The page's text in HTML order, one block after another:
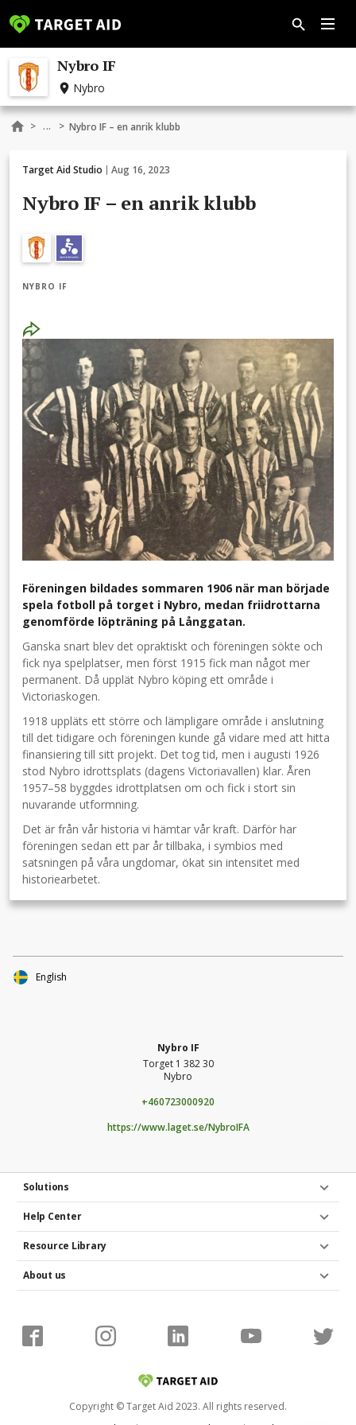
Nybro IF
Nybro
> ... > Nybro IF – en anrik klubb
Target Aid Studio Aug 16, 2023
Nybro IF – en anrik klubb
NYBRO IF
Föreningen bildades sommaren 1906 när man började
spela fotboll på torget i Nybro, medan friidrottarna
genomförde löpträning på Långgatan.
Ganska snart blev det opraktiskt och föreningen sökte och
fick nya spelplatser, men först 1915 fick man något mer
permanent. Då upplät Nybro köping ett område i
Victoriaskogen.
1918 uppläts ett större och lämpligare område i anslutning
till det tidigare och föreningen kunde gå vidare med att hitta
finansiering till sitt projekt. Det tog tid, men i augusti 1926
stod Nybro idrottsplats (dagens Victoriavallen) klar. Åren
1957–58 byggdes idrottplatsen om och fick i stort sin
nuvarande utformning.
Det är från vår historia vi hämtar vår kraft. Därför har
föreningen sedan ett par år tillbaka, i symbios med
satsningen på våra ungdomar, ökat sin intensitet med
historiearbetet.
Nybro IF
Torget 1 382 30
Nybro
+460723000920
https://www.laget.se/NybroIFA
Solutions
Help Center
Resource Library
About us
Copyright © Target Aid 2023. All rights reserved.
English